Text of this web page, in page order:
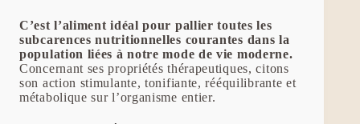
C’est l’aliment idéal pour pallier toutes les
subcarences nutritionnelles courantes dans la
population liées à notre mode de vie moderne.
Concernant ses propriétés thérapeutiques, citons
son action stimulante, tonifiante, rééquilibrante et
métabolique sur l’organisme entier.